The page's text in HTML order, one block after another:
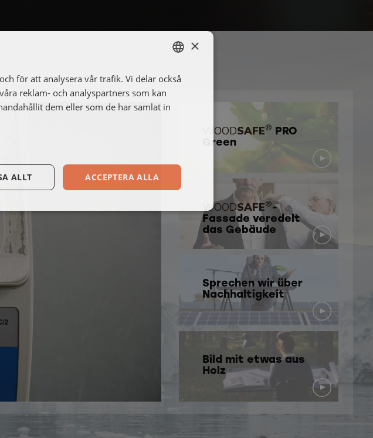
WOODSAFE® PRO
Green
WOODSAFE®-
Fassade veredelt
das Gebäude
Sprechen wir über
Nachhaltigkeit
Bild mit etwas aus
Holz
SWEDISH
ENGELSKA
×
för att analysera vår trafik. Vi delar också
reklam- och analyspartners som kan
dem eller som de har samlat in
ACCEPTERA ALLA
ALLT